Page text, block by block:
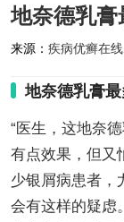
地奈德乳
来源： 疾病优癣在线
地奈德乳膏
“医生，这地奈
有点效果，但又
少银屑病患者，
会有这样的疑虑